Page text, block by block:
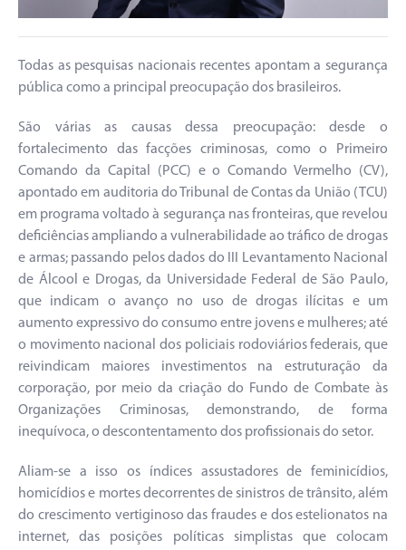
Todas as pesquisas nacionais recentes apontam a segurança
pública como a principal preocupação dos brasileiros.
São várias as causas dessa preocupação: desde o
fortalecimento das facções criminosas, como o Primeiro
Comando da Capital (PCC) e o Comando Vermelho (CV),
apontado em auditoria do Tribunal de Contas da União (TCU)
em programa voltado à segurança nas fronteiras, que revelou
deficiências ampliando a vulnerabilidade ao tráfico de drogas
e armas; passando pelos dados do III Levantamento Nacional
de Álcool e Drogas, da Universidade Federal de São Paulo,
que indicam o avanço no uso de drogas ilícitas e um
aumento expressivo do consumo entre jovens e mulheres; até
o movimento nacional dos policiais rodoviários federais, que
reivindicam maiores investimentos na estruturação da
corporação, por meio da criação do Fundo de Combate às
Organizações Criminosas, demonstrando, de forma
inequívoca, o descontentamento dos profissionais do setor.
Aliam-se a isso os índices assustadores de feminicídios,
homicídios e mortes decorrentes de sinistros de trânsito, além
do crescimento vertiginoso das fraudes e dos estelionatos na
internet, das posições políticas simplistas que colocam